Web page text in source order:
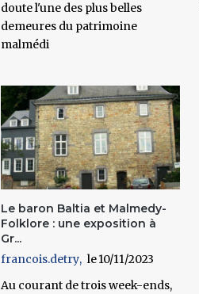
doute l'une des plus belles
demeures du patrimoine
malmédi
Le baron Baltia et Malmedy-
Folklore : une exposition à
Gr...
francois.detry
10/11/2023
Au courant de trois week-ends,